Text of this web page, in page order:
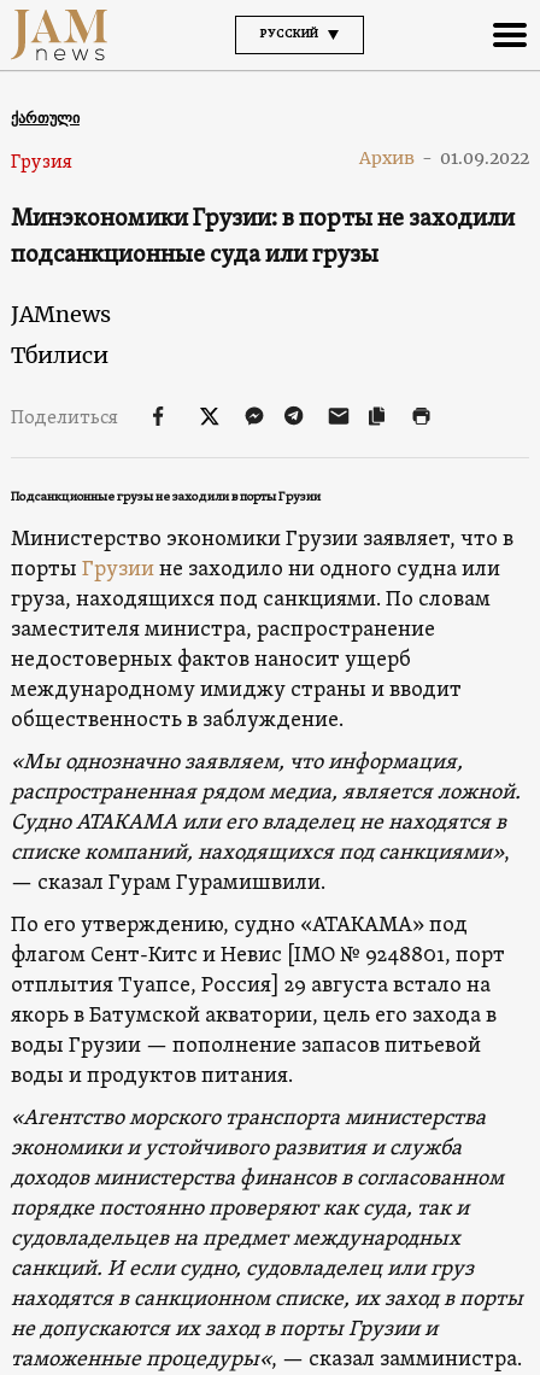
РУССКИЙ
ქართული
Грузия Архив - 01.09.2022
Минэкономики Грузии: в порты не заходили
подсанкционные суда или грузы
JAMnews
Тбилиси
Поделиться
Подсанкционные грузы не заходили в порты Грузии
Министерство экономики Грузии заявляет, что в
порты Грузиине заходило ни одного судна или
груза, находящихся под санкциями. По словам
заместителя министра, распространение
недостоверных фактов наносит ущерб
международному имиджу страны и вводит
общественность в заблуждение.
«Мы однозначно заявляем, что информация,
распространенная рядом медиа, является ложной.
Судно ATAКAMA или его владелец не находятся в
списке компаний, находящихся под санкциями»,
— сказал Гурам Гурамишвили.
По его утверждению, судно «ATAКAMA» под
флагом Сент-Китс и Невис [IMO № 9248801, порт
отплытия Туапсе, Россия] 29 августа встало на
якорь в Батумской акватории, цель его захода в
воды Грузии — пополнение запасов питьевой
воды и продуктов питания.
«Агентство морского транспорта министерства
экономики и устойчивого развития и служба
доходов министерства финансов в согласованном
порядке постоянно проверяют как суда, так и
судовладельцев на предмет международных
санкций. И если судно, судовладелец или груз
находятся в санкционном списке, их заход в порты
не допускаются их заход в портыГрузии и
таможенные процедуры«, — сказал замминистра.